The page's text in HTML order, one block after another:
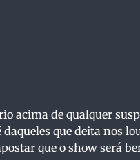
acima de qualquer
que deita nos
que o show será